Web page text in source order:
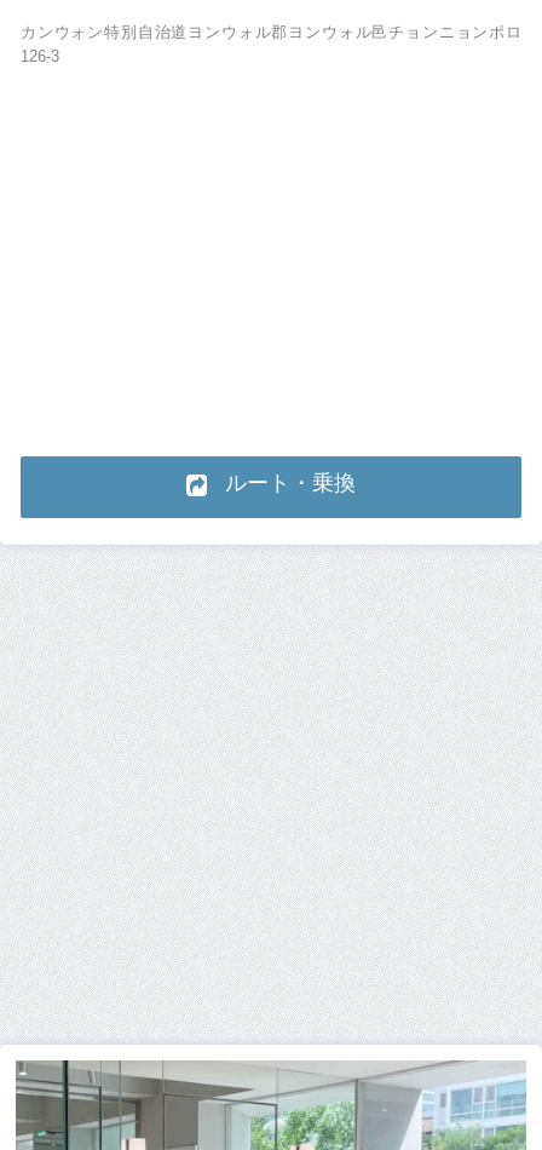
カンウォン特別自治道ヨンウォル郡ヨンウォル邑チョンニョンポロ
126-3
ルート・乗換